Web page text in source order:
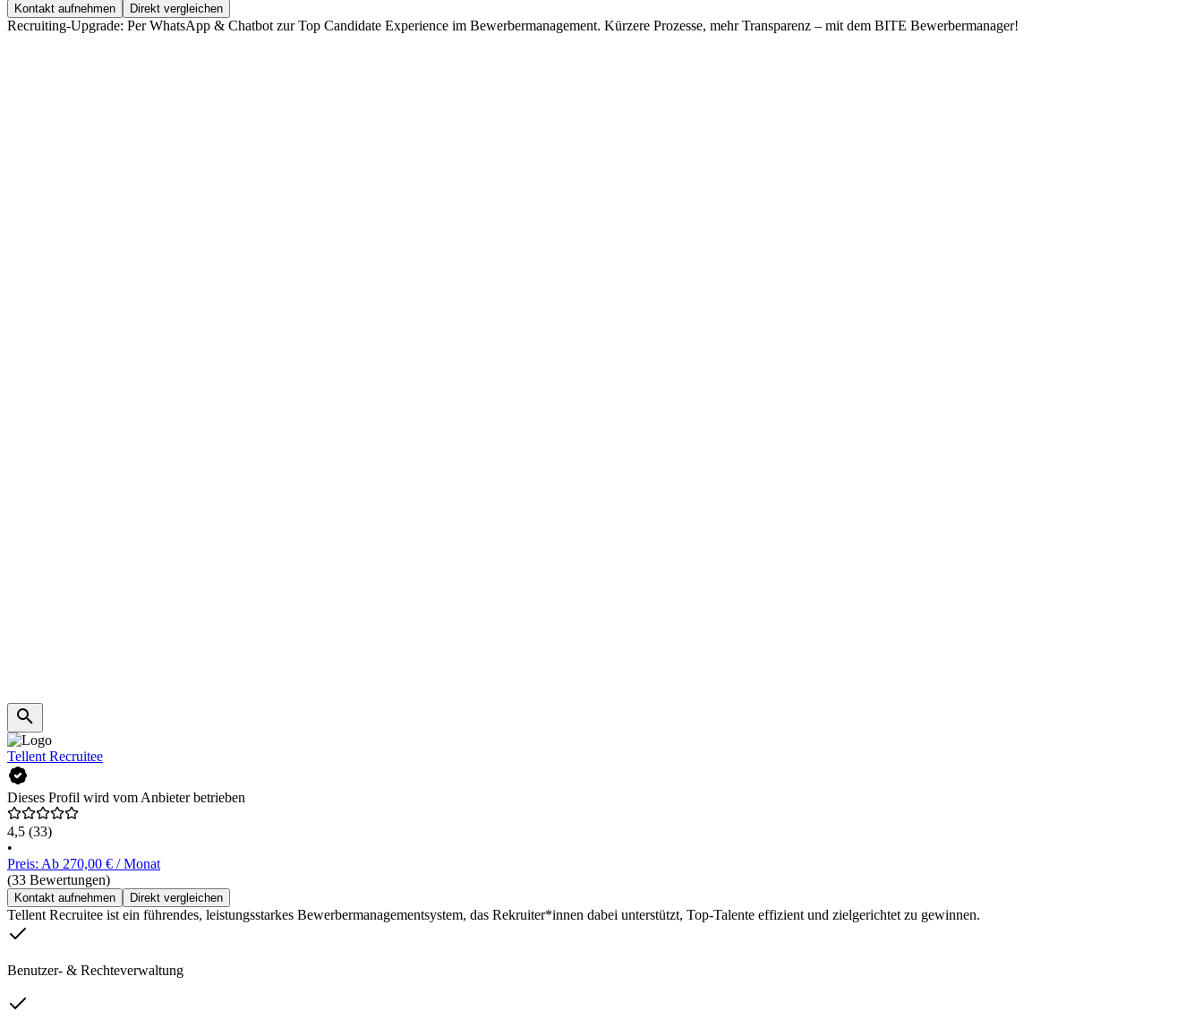
Kontakt aufnehmen Direkt vergleichen
Recruiting-Upgrade: Per WhatsApp & Chatbot zur Top Candidate Experience im Bewerbermanagement. Kürzere Prozesse, mehr Transparenz – mit dem BITE Bewerbermanager!
Tellent Recruitee
Dieses Profil wird vom Anbieter betrieben
4,5 (33)
•
Preis: Ab 270,00 € / Monat
(33 Bewertungen)
Kontakt aufnehmen Direkt vergleichen
Tellent Recruitee ist ein führendes, leistungsstarkes Bewerbermanagementsystem, das Rekruiter*innen dabei unterstützt, Top-Talente effizient und zielgerichtet zu gewinnen.
Benutzer- & Rechteverwaltung